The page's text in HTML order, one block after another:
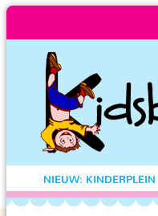
NIEUW: KINDERPLEIN